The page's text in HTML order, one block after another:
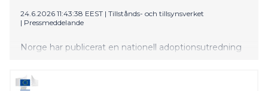
24.6.2026 11:43:38 EEST | Tillstånds- och tillsynsverket
| Pressmeddelande
Norge har publicerat en nationell adoptionsutredning
tjänster baserade på specialkompetens inom